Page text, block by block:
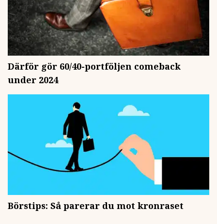
Därför gör 60/40-portföljen comeback
under 2024
Börstips: Så parerar du mot kronraset